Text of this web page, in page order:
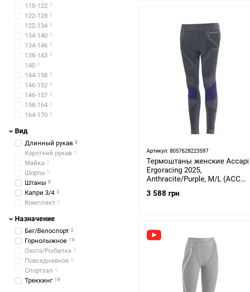
Артикул: 8057628223597
Термоштаны женские Accapi
Ergoracing 2025,
Anthracite/Purple, M/L (ACC
3 588 грн
110-122 0
122-128 0
122-134 0
134-140 0
134-146 0
138-143 0
140 0
144-158 0
146-152 0
146-157 0
158-164 0
164-170 0
Вид
Длинный рукав 8
Короткий рукав 0
Майка 0
Шорты 0
Штаны 8
Капри 3/4 3
Комплект 0
Назначение
Бег/Велоспорт 2
Горнолыжное 19
Охота/Рыбалка 0
Повседневное 0
Спортзал 0
Треккинг 19